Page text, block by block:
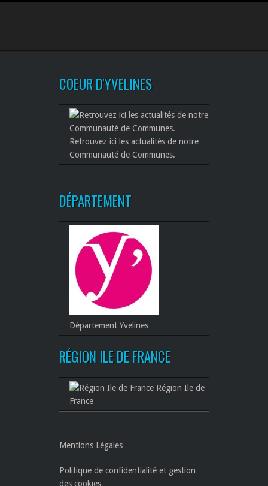
COEUR D'YVELINES
Retrouvez ici les actualités de notre
Communauté de Communes.
DÉPARTEMENT
Département Yvelines
RÉGION ILE DE FRANCE
Région Ile de
France
Mentions Légales
Politique de confidentialité et gestion
des cookies